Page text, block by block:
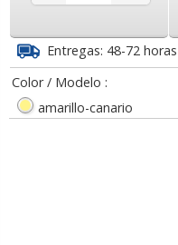
Entregas: 48-72 horas
Color / Modelo :
amarillo-canario